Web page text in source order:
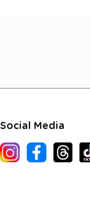
Social Media